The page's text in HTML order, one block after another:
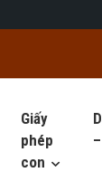
Giấy
phép
con